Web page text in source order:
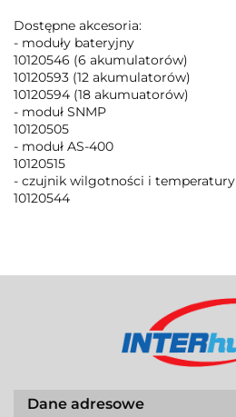
Dostępne akcesoria:
- moduły bateryjny
10120546 (6 akumulatorów)
10120593 (12 akumulatorów)
10120594 (18 akumuatorów)
- moduł SNMP
10120505
- moduł AS-400
10120515
- czujnik wilgotności i temperatury
10120544
Dane adresowe